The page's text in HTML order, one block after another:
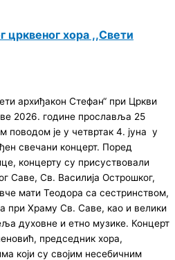
црквеног хора ,,Свети
архиђакон Стефан“ при Цркви
2026. године прославља 25
поводом је у четвртак 4. јуна у
свечани концерт. Поред
концерту су присуствовали
Саве, Св. Василија Острошког,
мати Теодора са сестринством,
при Храму Св. Саве, као и велики
духовне и етно музике. Концерт
председник хора,
који су својим несебичним